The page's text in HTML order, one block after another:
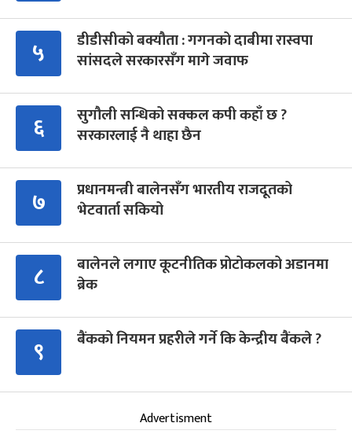
५
डीडीसीको बक्यौता : गगनको दाबीमा रास्वपा
सांसदले सरकारसँग मागे जवाफ
६
सुगौली सन्धिको सक्कल कपी कहाँ छ ?
सरकारलाई नै थाहा छैन
७
प्रधानमन्त्री बालेनसँग भारतीय राजदूतको
भेटवार्ता सकियो
८
बालेनले लगाए कूटनीतिक प्रोटोकलको अडानमा
ब्रेक
९ बैंकको नियमन प्रहरीले गर्ने कि केन्द्रीय बैंकले ?
Advertisment